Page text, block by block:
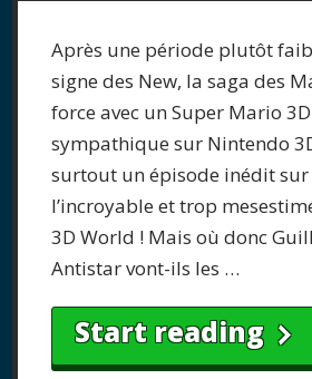
Après une période plutôt
signe des New, la saga des
force avec un Super Mario
sympathique sur Nintendo
surtout un épisode inédit sur
l’incroyable et trop
3D World ! Mais où donc
Antistar vont-ils les …
Start reading